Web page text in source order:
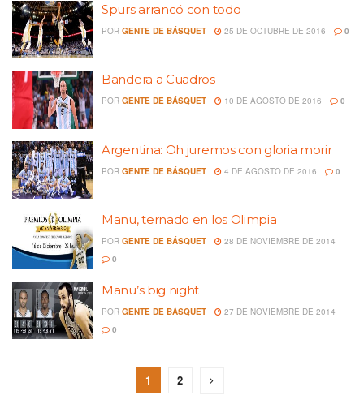
Spurs arrancó con todo
POR GENTE DE BÁSQUET 25 DE OCTUBRE DE 2016 0
Bandera a Cuadros
POR GENTE DE BÁSQUET 10 DE AGOSTO DE 2016 0
Argentina: Oh juremos con gloria morir
POR GENTE DE BÁSQUET 4 DE AGOSTO DE 2016 0
Manu, ternado en los Olimpia
POR GENTE DE BÁSQUET
28 DE NOVIEMBRE DE 2014
0
Manu’s big night
POR GENTE DE BÁSQUET
27 DE NOVIEMBRE DE 2014
0
1 2